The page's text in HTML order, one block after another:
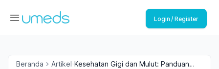
Login / Register
Beranda Artikel Kesehatan Gigi dan Mulut: Panduan